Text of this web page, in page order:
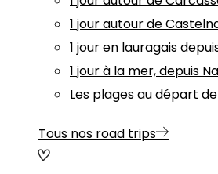
1 jour autour de
1 jour en lauragais
1 jour à la mer, depuis
Les plages au départ
Tous nos road trips